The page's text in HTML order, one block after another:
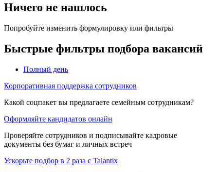
Ничего не нашлось
Попробуйте изменить формулировку или фильтры
Быстрые фильтры подбора вакансий
Полный день
Корпоративная поддержка сотрудников
Какой соцпакет вы предлагаете семейным сотрудникам?
Оформляйте кандидатов онлайн
Проверяйте сотрудников и подписывайте кадровые
документы без бумаг и личных встреч
Ускорьте подбор в 2 раза с Talantix